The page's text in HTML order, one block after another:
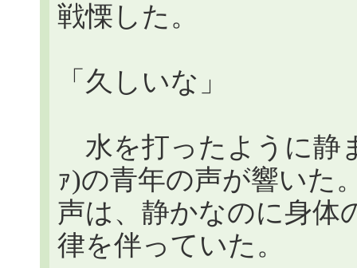
戦慄した。
「久しいな」
水を打ったように静
ｧ)の青年の声が響いた
声は、静かなのに身体
律を伴っていた。